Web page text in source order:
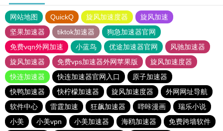
网站地图 QuickQ 旋风加速度器
旋风加速
坚果加速器
tiktok加速器
狗急加速器官网
免费vqn外网加速
小蓝鸟 优途加速器官网
风驰加速器
旋风加速器
免费vps加速器外网苹果版
旋风加速度器
快连加速器
快连加速器官网入口
原子加速器
快鸭加速器
快柠檬加速器 旋风加速度器
外网网址导航
软件中心
雷霆加速 狂飙加速器 哔咔漫画
瑞乐小说
小美
小美vpn 小美加速器 海鸥加速器 免费跨墙软件